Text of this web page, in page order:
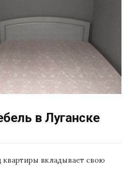
в Луганске
вкладывает свою